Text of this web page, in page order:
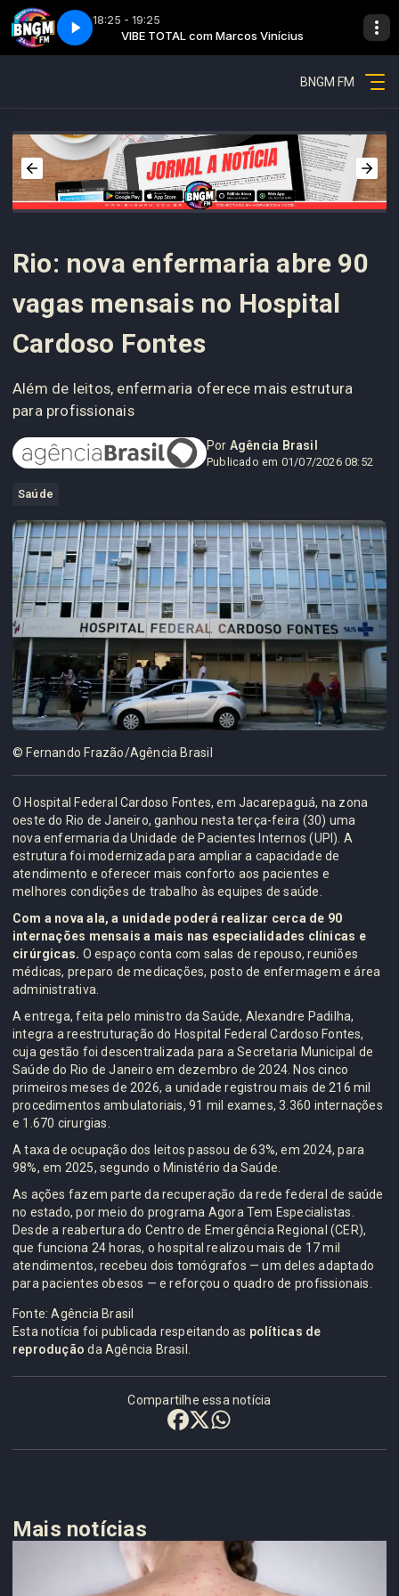
18:25 - 19:25
VIBE TOTAL com Marcos Vinícius
Vibe total - Parte 2
BNGM FM
Rio: nova enfermaria abre 90
vagas mensais no Hospital
Cardoso Fontes
Além de leitos, enfermaria oferece mais estrutura
para profissionais
Por Agência Brasil
Publicado em 01/07/2026 08:52
Saúde
© Fernando Frazão/Agência Brasil
O Hospital Federal Cardoso Fontes, em Jacarepaguá, na zona
oeste do Rio de Janeiro, ganhou nesta terça-feira (30) uma
nova enfermaria da Unidade de Pacientes Internos (UPI). A
estrutura foi modernizada para ampliar a capacidade de
atendimento e oferecer mais conforto aos pacientes e
melhores condições de trabalho às equipes de saúde.
Com a nova ala, a unidade poderá realizar cerca de 90
internações mensais a mais nas especialidades clínicas e
cirúrgicas. O espaço conta com salas de repouso, reuniões
médicas, preparo de medicações, posto de enfermagem e área
administrativa.
A entrega, feita pelo ministro da Saúde, Alexandre Padilha,
integra a reestruturação do Hospital Federal Cardoso Fontes,
cuja gestão foi descentralizada para a Secretaria Municipal de
Saúde do Rio de Janeiro em dezembro de 2024. Nos cinco
primeiros meses de 2026, a unidade registrou mais de 216 mil
procedimentos ambulatoriais, 91 mil exames, 3.360 internações
e 1.670 cirurgias.
A taxa de ocupação dos leitos passou de 63%, em 2024, para
98%, em 2025, segundo o Ministério da Saúde.
As ações fazem parte da recuperação da rede federal de saúde
no estado, por meio do programa Agora Tem Especialistas.
Desde a reabertura do Centro de Emergência Regional (CER),
que funciona 24 horas, o hospital realizou mais de 17 mil
atendimentos, recebeu dois tomógrafos — um deles adaptado
para pacientes obesos — e reforçou o quadro de profissionais.
Fonte: Agência Brasil
Esta notícia foi publicada respeitando as políticas de
reprodução da Agência Brasil.
Compartilhe essa notícia
Mais notícias